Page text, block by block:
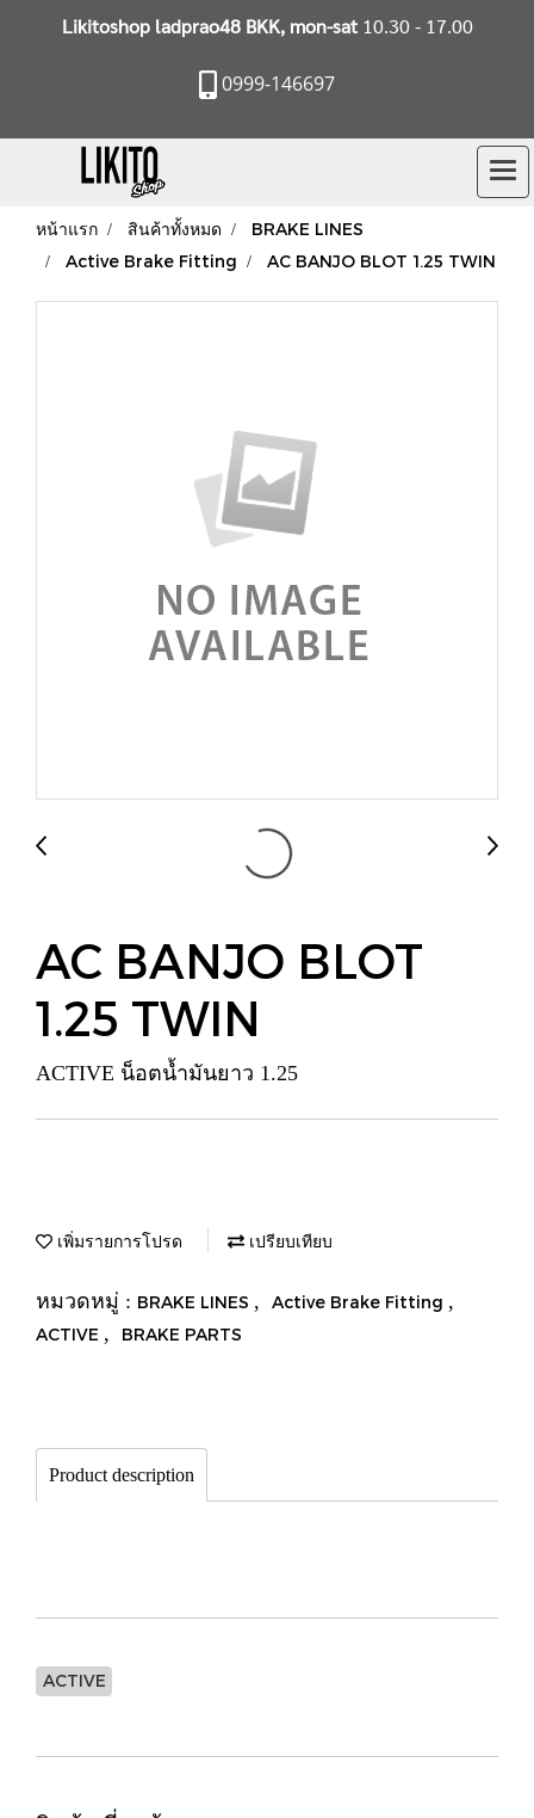
Likitoshop ladprao48 BKK, mon-sat10.30 - 17.00
0999-146697
หน้าแรก สินค้าทั้งหมด
BRAKE LINES
Active Brake Fitting
AC BANJO BLOT 1.25 TWIN
AC BANJO BLOT
1.25 TWIN
ACTIVE น็อตน้ำมันยาว 1.25
เพิ่มรายการโปรด เปรียบเทียบ
หมวดหมู่ : BRAKE LINES , Active Brake Fitting ,
ACTIVE , BRAKE PARTS
Product description
ACTIVE